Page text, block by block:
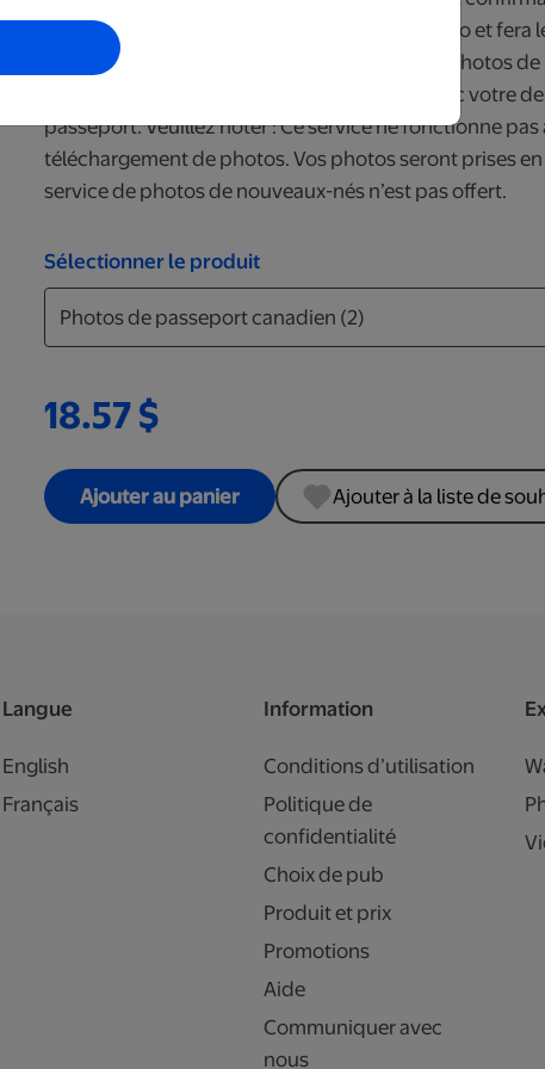
commande à l’associé, qui prendra votre photo et fera
votre commande. Vous obtiendrez vos deux photos
canadien étampées et prêtes à soumettre avec votre
passeport. Veuillez noter : Ce service ne fonctionne pas
téléchargement de photos. Vos photos seront prises en
service de photos de nouveaux-nés n’est pas offert.
Sélectionner le produit
18.57 $
Ajouter au panier Ajouter à la liste de
Langue
English
Français
Information
Conditions d’utilisation
Politique de
confidentialité
Choix de pub
Produit et prix
Promotions
Aide
Communiquer avec
nous